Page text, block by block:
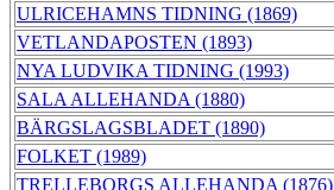
ULRICEHAMNS TIDNING (1869)
VETLANDAPOSTEN (1893)
NYA LUDVIKA TIDNING (1993)
SALA ALLEHANDA (1880)
BÄRGSLAGSBLADET (1890)
FOLKET (1989)
TRELLEBORGS ALLEHANDA (1876)